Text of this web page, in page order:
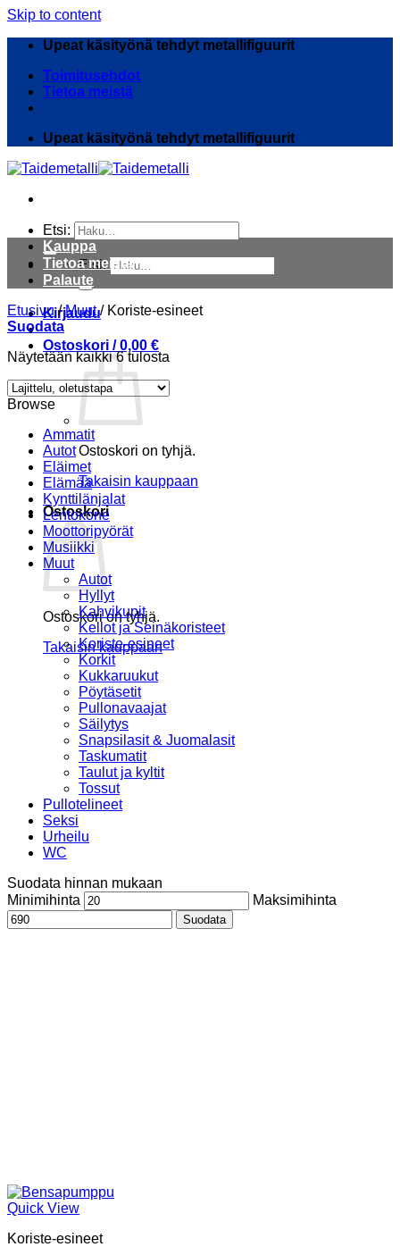
Skip to content
Upeat käsityönä tehdyt metallifiguurit
Toimitusehdot
Tietoa meistä
Upeat käsityönä tehdyt metallifiguurit
Etsi:
Etsi:
Kirjaudu
Ostoskori /0,00 €
Ostoskori on tyhjä.
Takaisin kauppaan
Ostoskori
Ostoskori on tyhjä.
Takaisin kauppaan
Kauppa
Tietoa meistä
Palaute
Etusivu / Muut /Koriste-esineet
Suodata
Näytetään kaikki 6 tulosta
Browse
Ammatit
Autot
Eläimet
Elämää
Kynttilänjalat
Lentokone
Moottoripyörät
Musiikki
Muut
Autot
Hyllyt
Kahvikupit
Kellot ja Seinäkoristeet
Koriste-esineet
Korkit
Kukkaruukut
Pöytäsetit
Pullonavaajat
Säilytys
Snapsilasit & Juomalasit
Taskumatit
Taulut ja kyltit
Tossut
Pullotelineet
Seksi
Urheilu
WC
Suodata hinnan mukaan
Minimihinta
Maksimihinta
Suodata
Quick View
Koriste-esineet